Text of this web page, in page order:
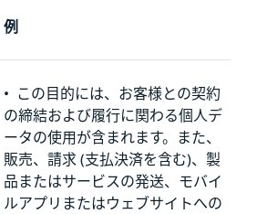
例
• この目的には、お客様との契約
の締結および履行に関わる個人デ
ータの使用が含まれます。また、
販売、請求 (支払決済を含む)、製
品またはサービスの発送、モバイ
ルアプリまたはウェブサイトへの